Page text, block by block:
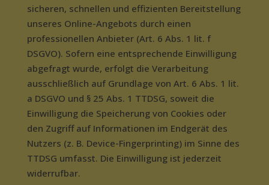
sicheren, schnellen und effizienten Bereitstellung
unseres Online-Angebots durch einen
professionellen Anbieter (Art. 6 Abs. 1 lit. f
DSGVO). Sofern eine entsprechende Einwilligung
abgefragt wurde, erfolgt die Verarbeitung
ausschließlich auf Grundlage von Art. 6 Abs. 1 lit.
a DSGVO und § 25 Abs. 1 TTDSG, soweit die
Einwilligung die Speicherung von Cookies oder
den Zugriff auf Informationen im Endgerät des
Nutzers (z. B. Device-Fingerprinting) im Sinne des
TTDSG umfasst. Die Einwilligung ist jederzeit
widerrufbar.